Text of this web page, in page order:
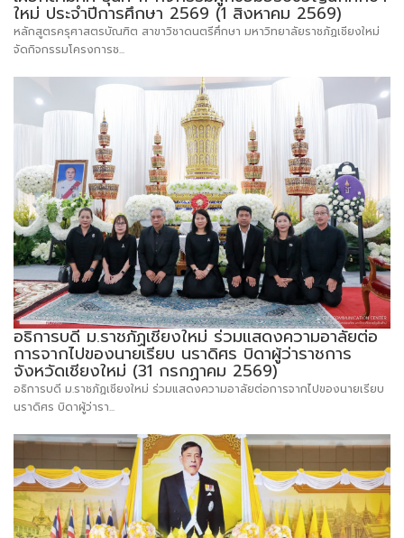
ใหม่ ประจำปีการศึกษา 2569 (1 สิงหาคม 2569)
หลักสูตรครุศาสตรบัณฑิต สาขาวิชาดนตรีศึกษา มหาวิทยาลัยราชภัฏเชียงใหม่
จัดกิจกรรมโครงการช...
อธิการบดี ม.ราชภัฏเชียงใหม่ ร่วมแสดงความอาลัยต่อ
การจากไปของนายเรียบ นราดิศร บิดาผู้ว่าราชการ
จังหวัดเชียงใหม่ (31 กรกฏาคม 2569)
อธิการบดี ม.ราชภัฏเชียงใหม่ ร่วมแสดงความอาลัยต่อการจากไปของนายเรียบ
นราดิศร บิดาผู้ว่ารา...